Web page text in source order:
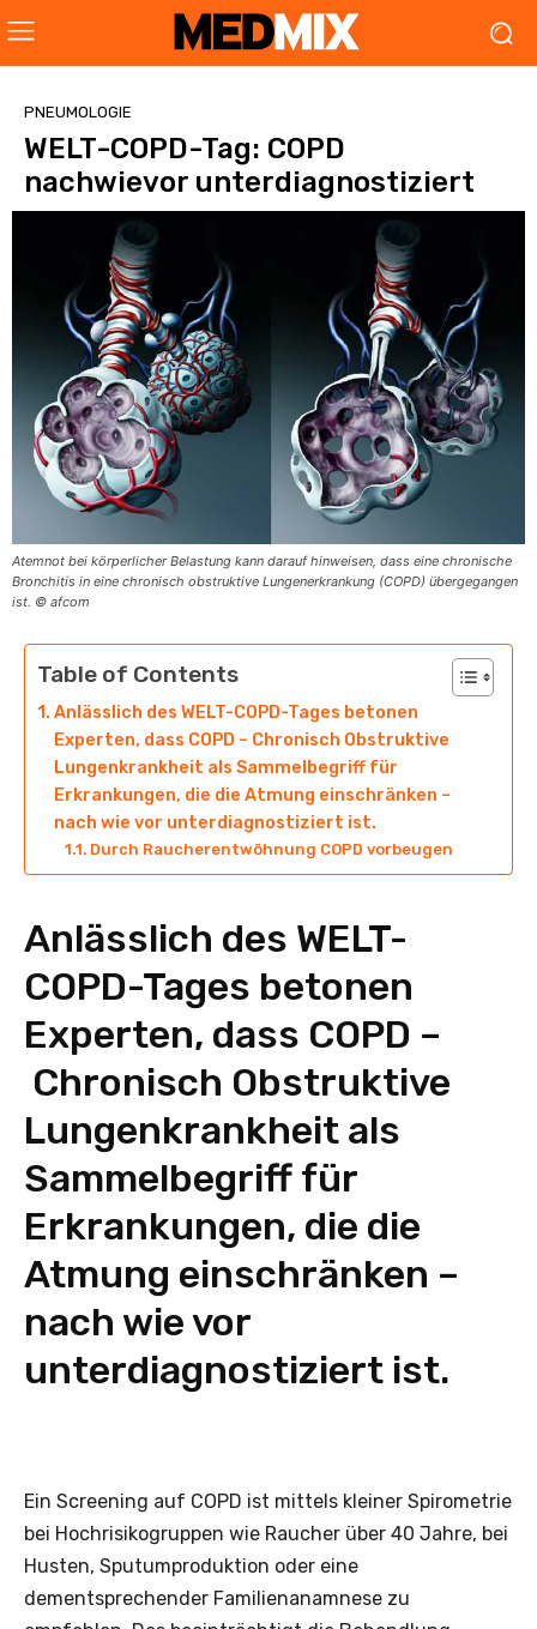
PNEUMOLOGIE
WELT-COPD-Tag: COPD
nachwievor unterdiagnostiziert
Atemnot bei körperlicher Belastung kann darauf hinweisen, dass eine chronische
Bronchitis in eine chronisch obstruktive Lungenerkrankung (COPD) übergegangen
ist. © afcom
Table of Contents
Anlässlich des WELT-COPD-Tages betonen
Experten, dass COPD – Chronisch Obstruktive
Lungenkrankheit als Sammelbegriff für
Erkrankungen, die die Atmung einschränken –
nach wie vor unterdiagnostiziert ist.
Durch Raucherentwöhnung COPD vorbeugen
Anlässlich des WELT-
COPD-Tages betonen
Experten, dass COPD –
Chronisch Obstruktive
Lungenkrankheit als
Sammelbegriff für
Erkrankungen, die die
Atmung einschränken –
nach wie vor
unterdiagnostiziert ist.
Ein Screening auf COPD ist mittels kleiner Spirometrie
bei Hochrisikogruppen wie Raucher über 40 Jahre, bei
Husten, Sputumproduktion oder eine
dementsprechender Familienanamnese zu